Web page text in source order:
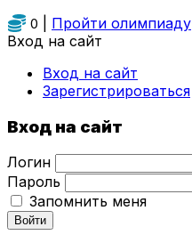
0 Пройти олимпиаду
Вход на сайт
Вход на сайт
Зарегистрироваться
Вход на сайт
Логин
Пароль
Запомнить меня
Войти